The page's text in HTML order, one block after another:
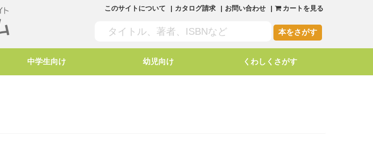
このサイトについて カタログ請求 お問い合わせ カートを見る
本をさがす
中学生向け 幼児向け くわしくさがす